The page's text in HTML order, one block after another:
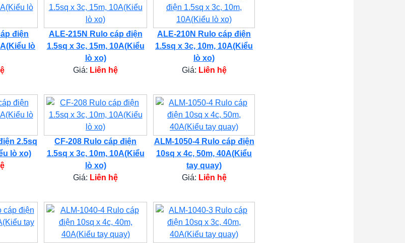
điện
lò
ALE-215N Rulo cáp điện
1.5sq x 3c, 15m, 10A(Kiểu
lò xo)
Giá: Liên hệ
ALE-210N Rulo cáp điện
1.5sq x 3c, 10m, 10A(Kiểu
lò xo)
Giá: Liên hệ
2.5sq
lò xo)
CF-208 Rulo cáp điện
1.5sq x 3c, 10m, 10A(Kiểu
lò xo)
Giá: Liên hệ
ALM-1050-4 Rulo cáp điện
10sq x 4c, 50m, 40A(Kiểu
tay quay)
Giá: Liên hệ